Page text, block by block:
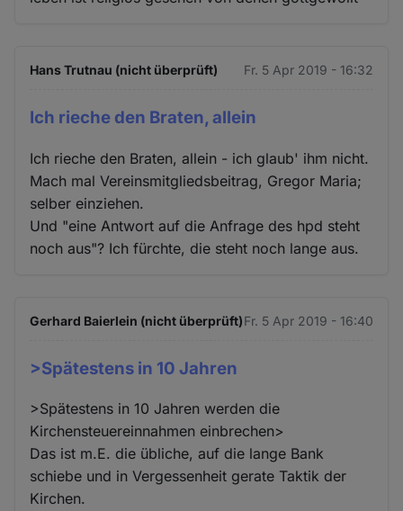
Hans Trutnau (nicht überprüft) Fr. 5 Apr 2019 - 16:32
Ich rieche den Braten, allein
Ich rieche den Braten, allein - ich glaub' ihm nicht.
Mach mal Vereinsmitgliedsbeitrag, Gregor Maria;
selber einziehen.
Und "eine Antwort auf die Anfrage des hpd steht
noch aus"? Ich fürchte, die steht noch lange aus.
Gerhard Baierlein (nicht überprüft)Fr. 5 Apr 2019 - 16:40
>Spätestens in 10 Jahren
>Spätestens in 10 Jahren werden die
Kirchensteuereinnahmen einbrechen>
Das ist m.E. die übliche, auf die lange Bank
schiebe und in Vergessenheit gerate Taktik der
Kirchen.